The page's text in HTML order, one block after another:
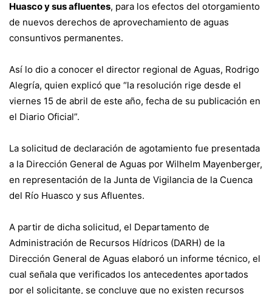
Huasco y sus afluentes, para los efectos del otorgamiento
de nuevos derechos de aprovechamiento de aguas
consuntivos permanentes.
Así lo dio a conocer el director regional de Aguas, Rodrigo
Alegría, quien explicó que “la resolución rige desde el
viernes 15 de abril de este año, fecha de su publicación en
el Diario Oficial”.
La solicitud de declaración de agotamiento fue presentada
a la Dirección General de Aguas por Wilhelm Mayenberger,
en representación de la Junta de Vigilancia de la Cuenca
del Río Huasco y sus Afluentes.
A partir de dicha solicitud, el Departamento de
Administración de Recursos Hídricos (DARH) de la
Dirección General de Aguas elaboró un informe técnico, el
cual señala que verificados los antecedentes aportados
por el solicitante, se concluye que no existen recursos